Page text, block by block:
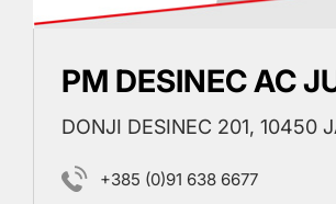
PM DESINEC AC
DONJI DESINEC 201, 10450
+385 (0)91 638 6677